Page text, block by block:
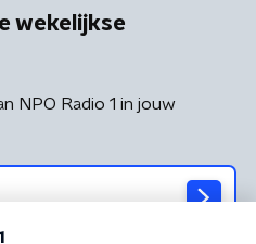
wekelijkse
NPO Radio 1 in jouw